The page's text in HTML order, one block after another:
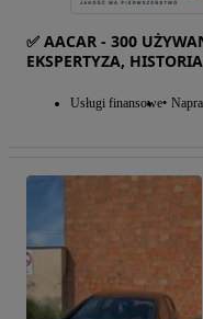
✅ AACAR - 300
EKSPERTYZA,
Usługi finansowe